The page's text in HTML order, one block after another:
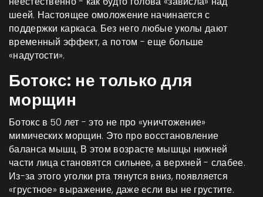
шеей. Настоящее омоложение начинается с
поддержки каркаса. Без него любые уколы дают
временный эффект, а потом - еще больше
«надутости».
Ботокс: не только для
морщин
Ботокс в 50 лет - это не про «уничтожение»
мимических морщин. Это про восстановление
баланса мышц. В этом возрасте мышцы нижней
части лица становятся сильнее, а верхней - слабее.
Из-за этого уголки рта тянутся вниз, появляется
«грустное» выражение, даже если вы не грустите.